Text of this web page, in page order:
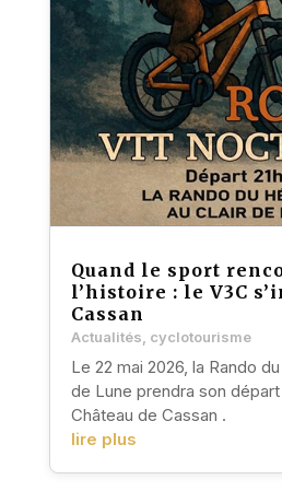
Quand le sport
l’histoire : le V3C
Cassan
Actualités, cyclotourisme
Le 22 mai 2026, la Rando
de Lune prendra son
Château de Cassan .
lire plus